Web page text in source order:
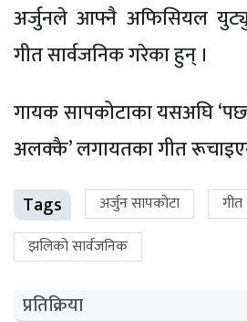
अर्जुनले आफ्नै अफिसियल
गीत सार्वजनिक गरेका हुन् ।
गायक सापकोटाका यसअघि
अलक्कै’ लगायतका गीत
Tags अर्जुन सापकोटा
गीत
झलिको सार्वजनिक
प्रतिक्रिया